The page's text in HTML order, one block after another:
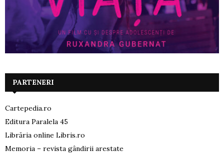
PARTENERI
Cartepedia.ro
Editura Paralela 45
Librăria online Libris.ro
Memoria – revista gândirii arestate